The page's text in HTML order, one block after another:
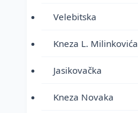
Velebitska
Kneza L. Milinkovića
Jasikovačka
Kneza Novaka